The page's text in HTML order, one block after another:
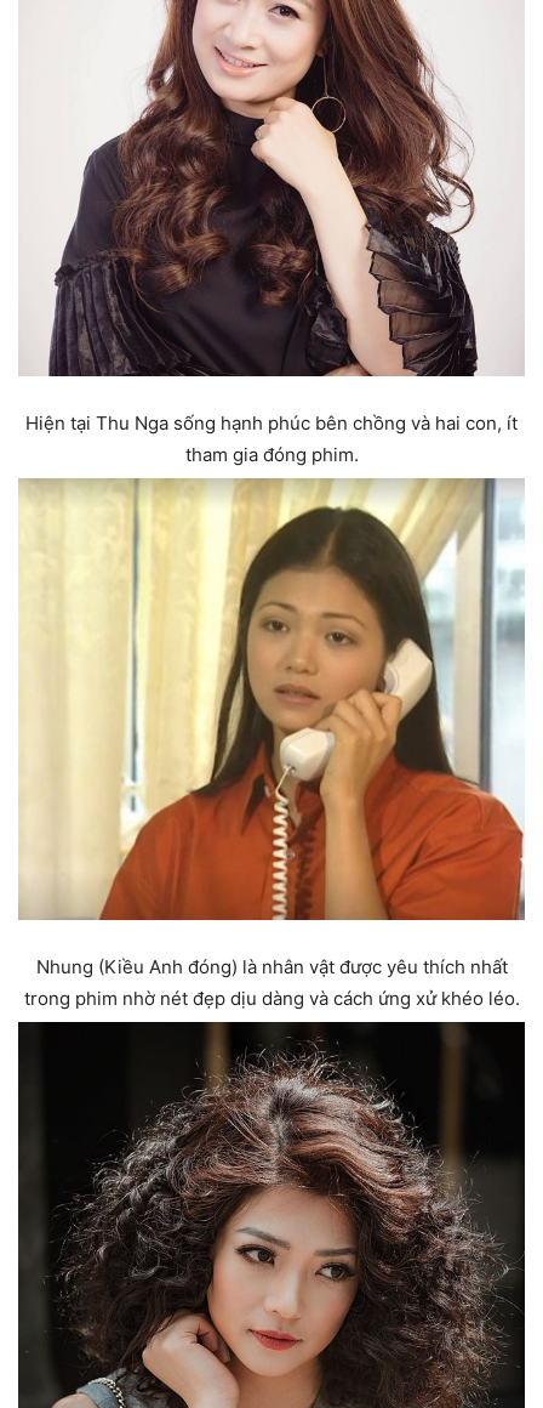
Hiện tại Thu Nga sống hạnh phúc bên chồng và hai con, ít
tham gia đóng phim.
Nhung (Kiều Anh đóng) là nhân vật được yêu thích nhất
trong phim nhờ nét đẹp dịu dàng và cách ứng xử khéo léo.